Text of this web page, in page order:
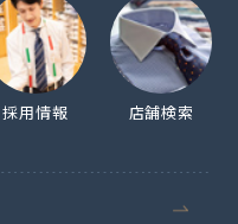
採用情報 店舗検索